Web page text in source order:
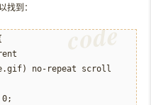
找到：
no-repeat scroll
0;